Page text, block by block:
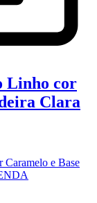
Linho cor
Clara